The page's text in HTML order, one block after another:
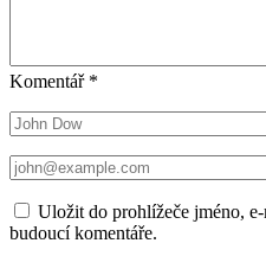
Komentář *
Uložit do prohlížeče jméno,
budoucí komentáře.